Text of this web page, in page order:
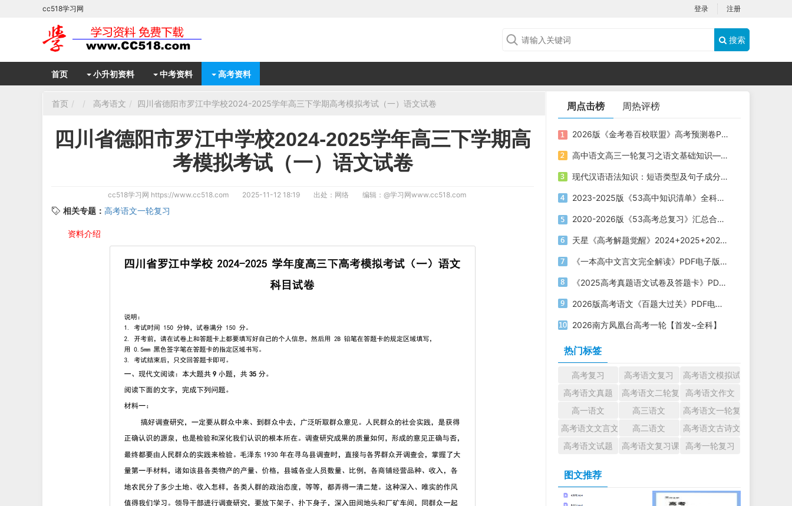
cc518学习网 登录 注册
搜索
首页 小升初资料 中考资料 高考资料
首页 高考语文 四川省德阳市罗江中学校2024-2025学年高三下学期高考模拟考试（一）语文试卷
四川省德阳市罗江中学校2024-2025学年高三下学期高
考模拟考试（一）语文试卷
cc518学习网 https://www.cc518.com 2025-11-12 18:19 出处：网络 编辑： @学习网www.cc518.com
相关专题： 高考语文一轮复习
资料介绍
周点击榜 周热评榜
2026版《金考卷百校联盟》高考预测卷PDF电子版下载
高中语文高三一轮复习之语文基础知识——短语类型+课件（20张PPT）
现代汉语语法知识：短语类型及句子成分划分课件（共19张PPT）
2023-2025版《53高中知识清单》全科电子版下载
2020-2026版《53高考总复习》汇总合集五年高考三年模拟电子版下载
天星《高考解题觉醒》2024+2025+2026版 电子版下载打印
《一本高中文言文完全解读》PDF电子版下载
《2025高考真题语文试卷及答题卡》PDF电子版下载
2026版高考语文《百题大过关》PDF电子版下载
2026南方凤凰台高考一轮【首发~全科】
热门标签
高考复习 高考语文复习
高考语文模拟试题
高考语文真题
高考语文二轮复习高考语文作文
高一语文
高三语文
高考语文一轮复习
高考语文文言文
高二语文
高考语文古诗文
高考语文试题
高考语文复习课件高考一轮复习
图文推荐